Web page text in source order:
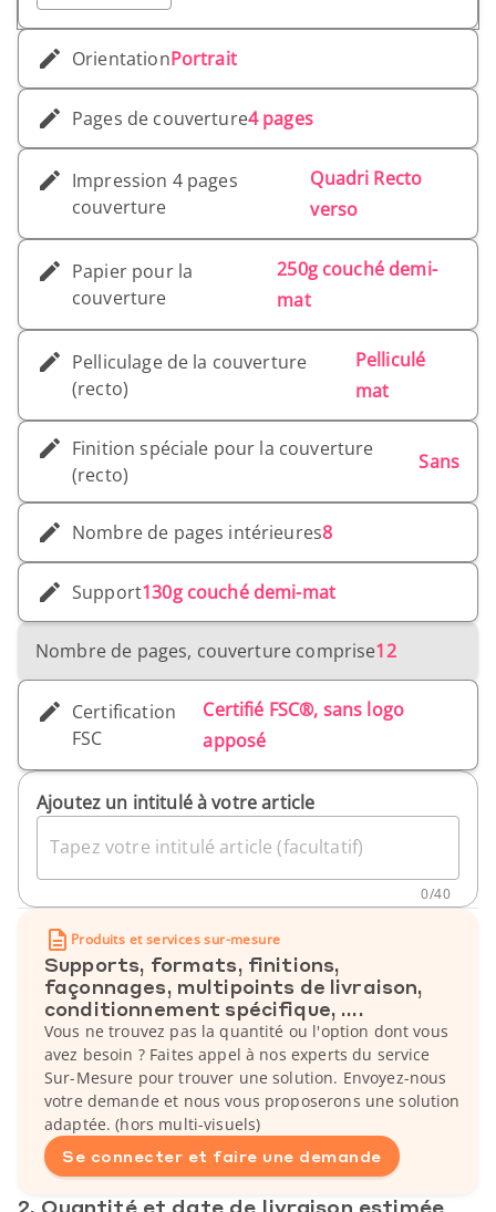
OrientationPortrait
Pages de couverture4 pages
Impression 4 pages
couverture
Quadri Recto
verso
Papier pour la
couverture
250g couché demi-
mat
Pelliculage de la couverture
(recto)
Pelliculé
mat
Finition spéciale pour la couverture
(recto)
Sans
Nombre de pages intérieures8
Support130g couché demi-mat
Nombre de pages, couverture comprise12
Certification
FSC
Certifié FSC®, sans logo
apposé
Ajoutez un intitulé à votre article
Tapez votre intitulé article (facultatif)
0/40
Produits et services sur-mesure
Supports, formats, finitions,
façonnages, multipoints de livraison,
conditionnement spécifique, ....
Vous ne trouvez pas la quantité ou l'option dont vous
avez besoin ? Faites appel à nos experts du service
Sur-Mesure pour trouver une solution. Envoyez-nous
votre demande et nous vous proposerons une solution
adaptée. (hors multi-visuels)
Se connecter et faire une demande
2. Quantité et date de livraison estimée